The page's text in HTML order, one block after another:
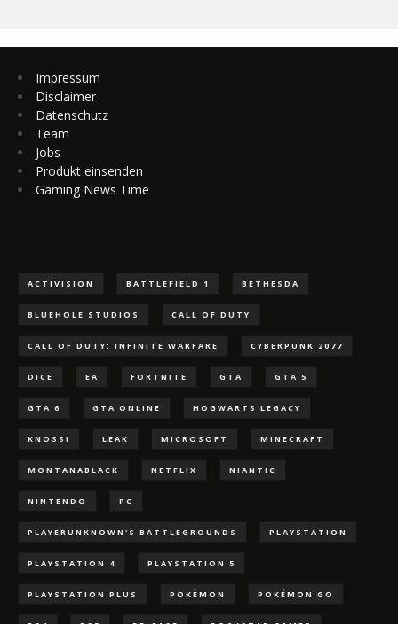
Impressum
Disclaimer
Datenschutz
Team
Jobs
Produkt einsenden
Gaming News Time
ACTIVISION BATTLEFIELD 1 BETHESDA
BLUEHOLE STUDIOS CALL OF DUTY
CALL OF DUTY: INFINITE WARFARE CYBERPUNK 2077
DICE EA FORTNITE GTA GTA 5
GTA 6 GTA ONLINE HOGWARTS LEGACY
KNOSSI LEAK MICROSOFT MINECRAFT
MONTANABLACK NETFLIX NIANTIC
NINTENDO PC
PLAYERUNKNOWN'S BATTLEGROUNDS PLAYSTATION
PLAYSTATION 4 PLAYSTATION 5
PLAYSTATION PLUS POKÈMON POKÉMON GO